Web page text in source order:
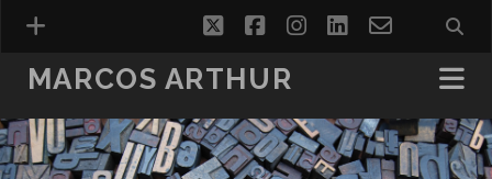
twitterfacebookinstagram
linkedinemail-
form
MARCOS ARTHUR